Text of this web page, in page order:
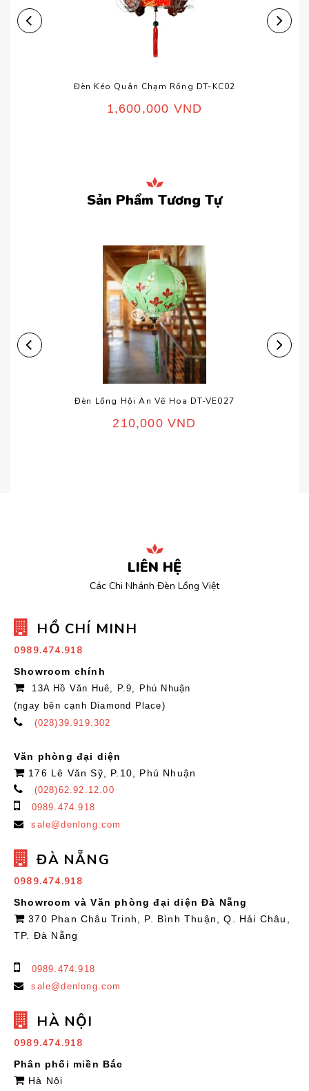
Đèn Kéo Quân Chạm Rồng DT-KC02
1,600,000 VND
Sản Phẩm Tương Tự
Đèn Lồng Hội An Vẽ Hoa DT-VE027
210,000 VND
LIÊN HỆ
Các Chi Nhánh Đèn Lồng Việt
HỒ CHÍ MINH
0989.474.918
Showroom chính
13A Hồ Văn Huê, P.9, Phú Nhuận
(ngay bên cạnh Diamond Place)
(028)39.919.302
Văn phòng đại diện
176 Lê Văn Sỹ, P.10, Phú Nhuận
(028)62.92.12.00
0989.474.918
sale@denlong.com
ĐÀ NẴNG
0989.474.918
Showroom và Văn phòng đại diện Đà Nẵng
370 Phan Châu Trinh, P. Bình Thuận, Q. Hải Châu,
TP. Đà Nẵng
0989.474.918
sale@denlong.com
HÀ NỘI
0989.474.918
Phân phối miền Bắc
Hà Nội